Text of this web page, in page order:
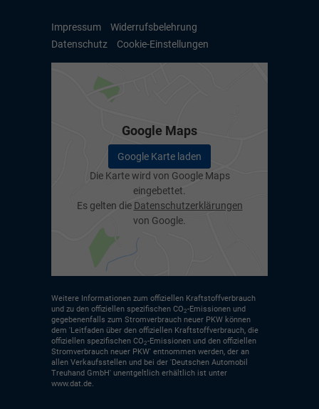
Impressum
Widerrufsbelehrung
Datenschutz
Cookie-Einstellungen
Google Maps
Google Karte laden
Die Karte wird von Google Maps
eingebettet.
Es gelten die Datenschutzerklärungen
von Google.
Weitere Informationen zum offiziellen Kraftstoffverbrauch
und zu den offiziellen spezifischen CO2-Emissionen und
gegebenenfalls zum Stromverbrauch neuer PKW können
dem 'Leitfaden über den offiziellen Kraftstoffverbrauch, die
offiziellen spezifischen CO2-Emissionen und den offiziellen
Stromverbrauch neuer PKW' entnommen werden, der an
allen Verkaufsstellen und bei der 'Deutschen Automobil
Treuhand GmbH' unentgeltlich erhältlich ist unter
www.dat.de.